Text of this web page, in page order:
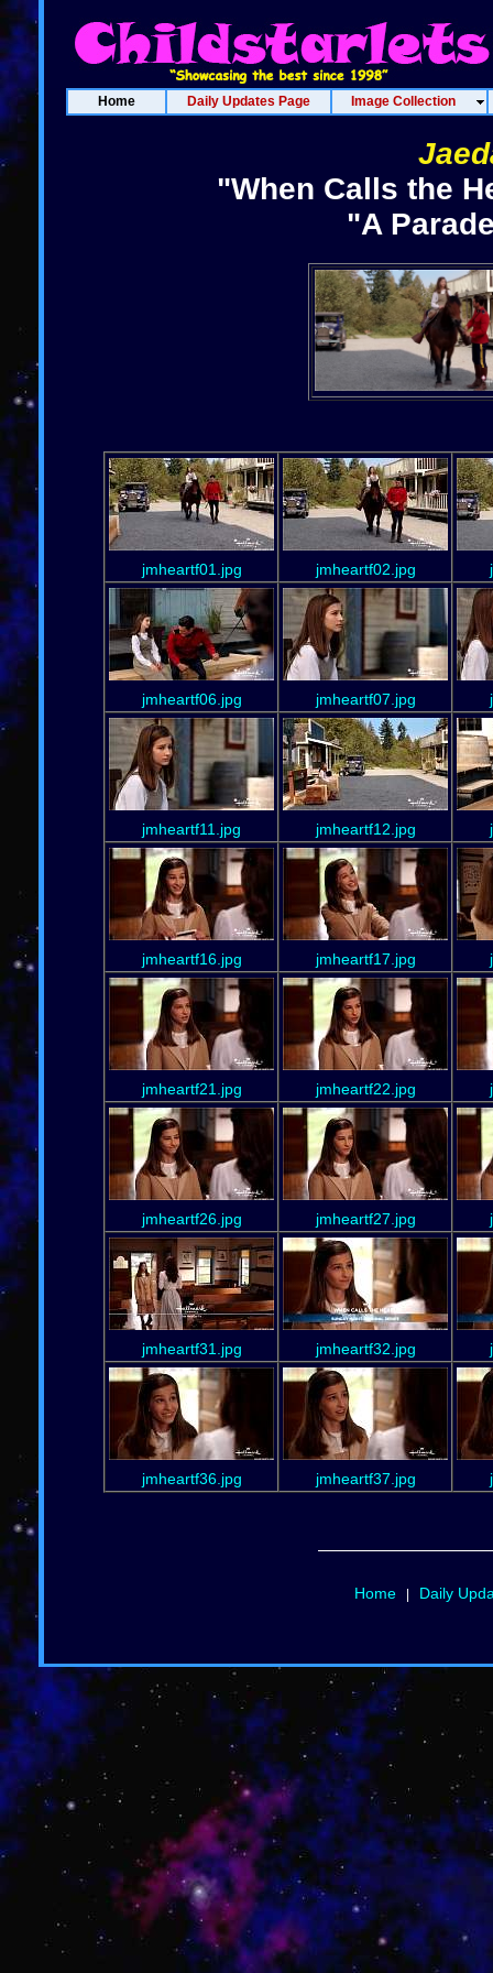
Home Daily Updates Page Image Collection
"When Calls the
"A
jmheartf01.jpg jmheartf02.jpg
jmheartf06.jpg jmheartf07.jpg
jmheartf11.jpg jmheartf12.jpg
jmheartf16.jpg jmheartf17.jpg
jmheartf21.jpg jmheartf22.jpg
jmheartf26.jpg jmheartf27.jpg
jmheartf31.jpg jmheartf32.jpg
jmheartf36.jpg jmheartf37.jpg
Home| Daily